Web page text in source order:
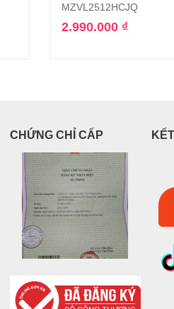
MZVL2512HCJQ
2.990.000 ₫
CHỨNG CHỈ CẤP